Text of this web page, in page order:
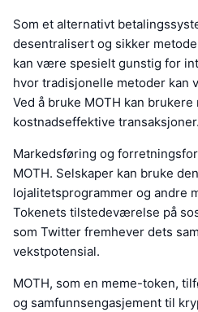
Som et alternativt
desentralisert og sikker
kan være spesielt gunstig for
hvor tradisjonelle metoder kan
Ved å bruke MOTH kan
kostnadseffektive transaksjoner.
Markedsføring og
MOTH. Selskaper kan bruke
lojalitetsprogrammer og andre
Tokenets tilstedeværelse på
som Twitter fremhever dets
vekstpotensial.
MOTH, som en meme-token,
og samfunnsengasjement til